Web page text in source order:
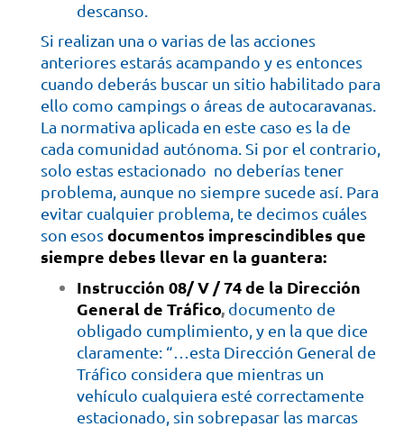
descanso.
Si realizan una o varias de las acciones
anteriores estarás acampando y es entonces
cuando deberás buscar un sitio habilitado para
ello como campings o áreas de autocaravanas.
La normativa aplicada en este caso es la de
cada comunidad autónoma. Si por el contrario,
solo estas estacionado no deberías tener
problema, aunque no siempre sucede así. Para
evitar cualquier problema, te decimos cuáles
son esosdocumentos imprescindibles que
siempre debes llevar en la guantera:
Instrucción 08/ V / 74 de la Dirección
General de Tráfico, documento de
obligado cumplimiento, y en la que dice
claramente: “…esta Dirección General de
Tráfico considera que mientras un
vehículo cualquiera esté correctamente
estacionado, sin sobrepasar las marcas